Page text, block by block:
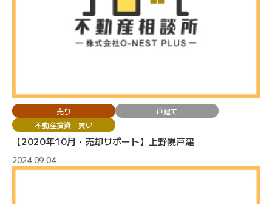
売り
戸建て
不動産投資 - 買い
【2020年10月・売却サポート】上野幌戸建
2024.09.04